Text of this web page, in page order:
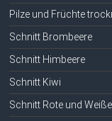
Pilze und Früchte
Schnitt Brombeere
Schnitt Himbeere
Schnitt Kiwi
Schnitt Rote und